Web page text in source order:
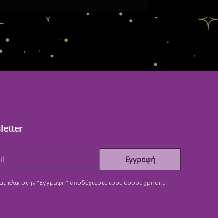
Εγγραφή
κλικ στην “Εγγραφή” αποδέχτεστε τους όρους χρήσης.